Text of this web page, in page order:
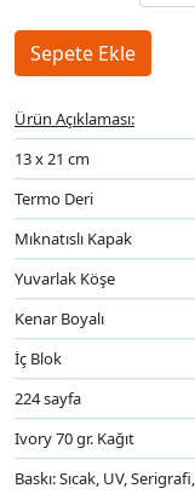
Ürün Açıklaması:
13 x 21 cm
Termo Deri
Mıknatıslı Kapak
Yuvarlak Köşe
Kenar Boyalı
İç Blok
224 sayfa
Ivory 70 gr. Kağıt
Baskı: Sıcak, UV,